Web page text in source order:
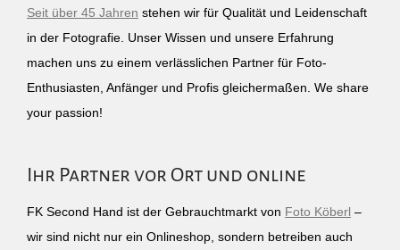
Seit über 45 Jahren stehen wir für Qualität und Leidenschaft
in der Fotografie. Unser Wissen und unsere Erfahrung
machen uns zu einem verlässlichen Partner für Foto-
Enthusiasten, Anfänger und Profis gleichermaßen. We share
your passion!
Ihr Partner vor Ort und online
FK Second Hand ist der Gebrauchtmarkt von Foto Köberl –
wir sind nicht nur ein Onlineshop, sondern betreiben auch